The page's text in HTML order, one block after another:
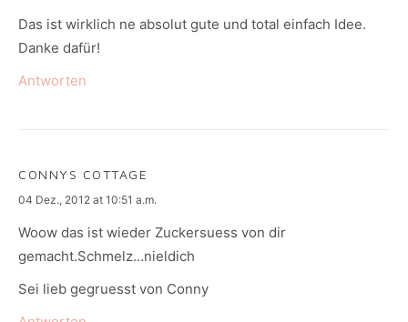
Das ist wirklich ne absolut gute und total einfach Idee.
Danke dafür!
Antworten
CONNYS COTTAGE
says:
04 Dez., 2012 at 10:51 a.m.
Woow das ist wieder Zuckersuess von dir
gemacht.Schmelz…nieldich
Sei lieb gegruesst von Conny